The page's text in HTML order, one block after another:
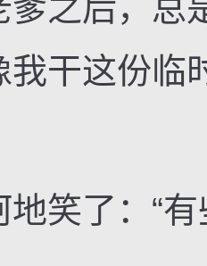
爹之后，总
我干这份临
了：“有